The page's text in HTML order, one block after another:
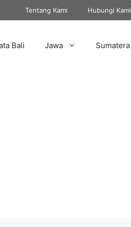
Tentang Kami Hubungi Kami
Bali Jawa Sumatera